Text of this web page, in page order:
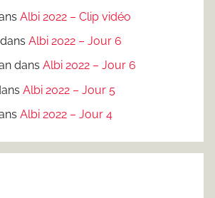
Albi 2022 – Clip vidéo
dans Albi 2022 – Jour 6
dans Albi 2022 – Jour 6
Albi 2022 – Jour 5
Albi 2022 – Jour 4